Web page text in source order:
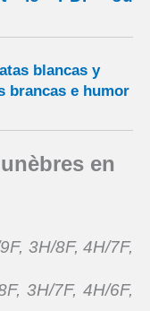
blancas y
brancas e humor
en
3H/8F, 4H/7F,
3H/7F, 4H/6F,